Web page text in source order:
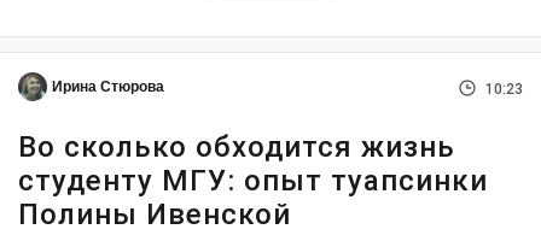
Ирина Стюрова 10:23
Во сколько обходится жизнь
студенту МГУ: опыт туапсинки
Полины Ивенской